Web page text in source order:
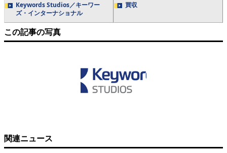
Keywords Studios／キーワー
ズ・インターナショナル
買収
この記事の写真
関連ニュース